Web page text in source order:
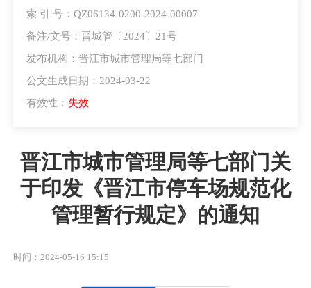
索 引 号：QZ06134-0200-2024-00007
备注/文号：晋城管〔2024〕21号
发布机构：晋江市城市管理局等七部门
公文生成日期：2024-03-22
有效性： 失效
晋江市城市管理局等七部门关
于印发《晋江市停车场规范化
管理暂行规定》的通知
时间：2024-05-16 15:15